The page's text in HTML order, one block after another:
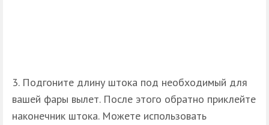
Подгоните длину штока под необходимый для
вашей фары вылет. После этого обратно приклейте
наконечник штока. Можете использовать